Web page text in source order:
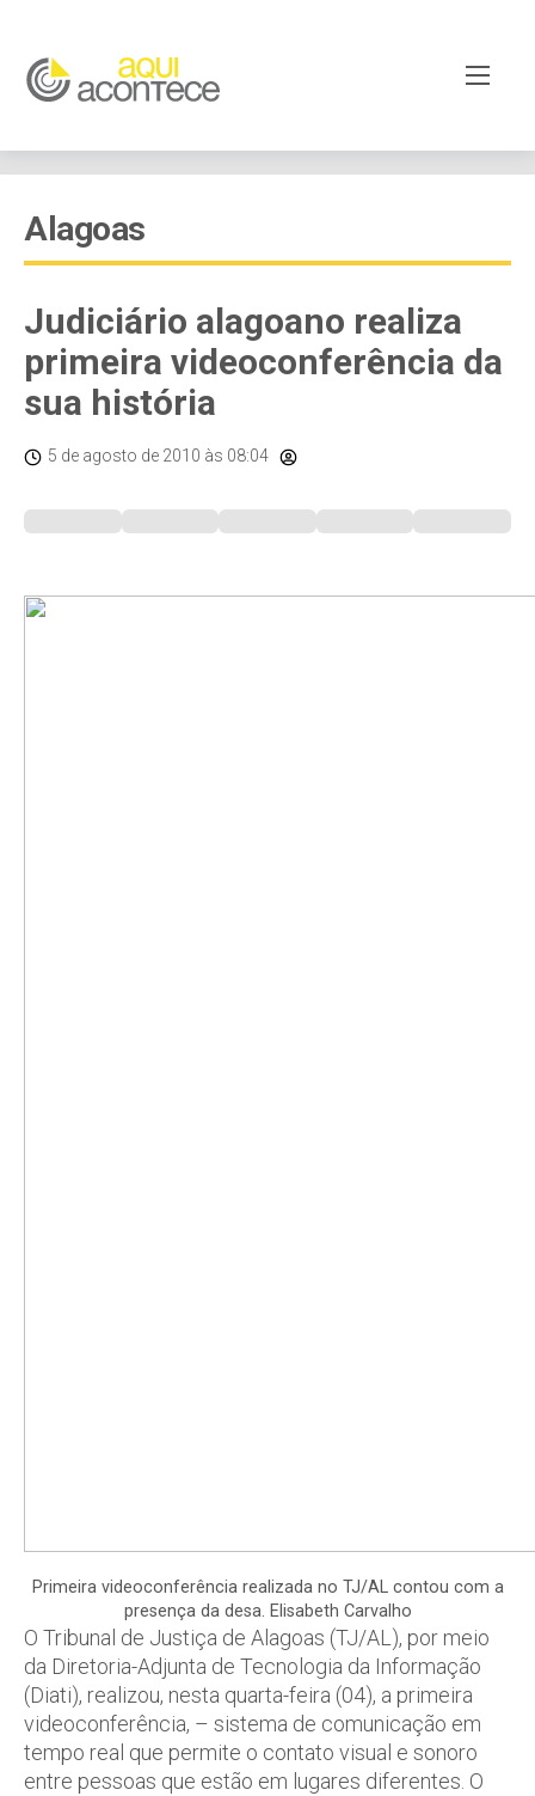
Alagoas
Judiciário alagoano realiza
primeira videoconferência da
sua história
5 de agosto de 2010 às 08:04
Primeira videoconferência realizada no TJ/AL contou com a
presença da desa. Elisabeth Carvalho
O Tribunal de Justiça de Alagoas (TJ/AL), por meio
da Diretoria-Adjunta de Tecnologia da Informação
(Diati), realizou, nesta quarta-feira (04), a primeira
videoconferência, – sistema de comunicação em
tempo real que permite o contato visual e sonoro
entre pessoas que estão em lugares diferentes. O